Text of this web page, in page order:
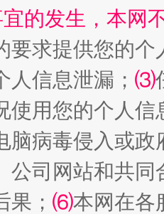
搞定
的发生，本网
要求提供您的个
信息泄漏； ⑶
使用您的个人
脑病毒侵入或
公司网站和共
； ⑹本网在各